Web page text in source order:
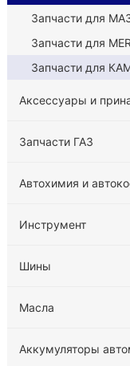
Запчасти для
Запчасти для
Запчасти для
Аксессуары и
Запчасти ГАЗ
Автохимия и
Инструмент
Шины
Масла
Аккумуляторы